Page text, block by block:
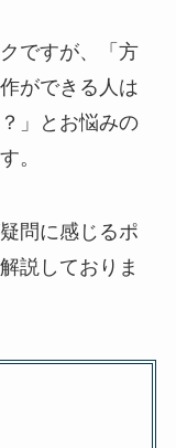
ですが、「方
ができる人は
」とお悩みの
。
問に感じるポ
説しておりま